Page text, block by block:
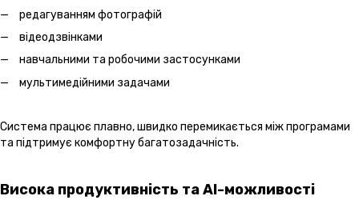
редагуванням фотографій
відеодзвінками
навчальними та робочими застосунками
мультимедійними задачами
Система працює плавно, швидко перемикається між програмами
та підтримує комфортну багатозадачність.
Висока продуктивність та AI-можливості